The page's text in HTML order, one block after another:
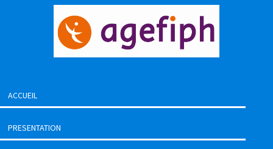
ACCUEIL
PRESENTATION